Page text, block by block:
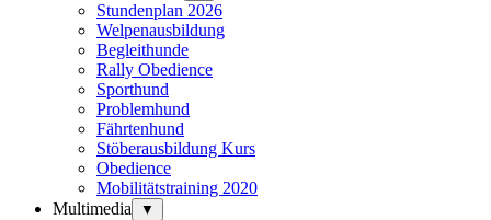
Stundenplan 2026
Welpenausbildung
Begleithunde
Rally Obedience
Sporthund
Problemhund
Fährtenhund
Stöberausbildung Kurs
Obedience
Mobilitätstraining 2020
Multimedia
▼